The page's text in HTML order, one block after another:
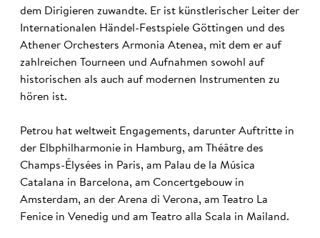
dem Dirigieren zuwandte. Er ist künstlerischer Leiter der
Internationalen Händel-Festspiele Göttingen und des
Athener Orchesters Armonia Atenea, mit dem er auf
zahlreichen Tourneen und Aufnahmen sowohl auf
historischen als auch auf modernen Instrumenten zu
hören ist.
Petrou hat weltweit Engagements, darunter Auftritte in
der Elbphilharmonie in Hamburg, am Théâtre des
Champs-Élysées in Paris, am Palau de la Música
Catalana in Barcelona, am Concertgebouw in
Amsterdam, an der Arena di Verona, am Teatro La
Fenice in Venedig und am Teatro alla Scala in Mailand.